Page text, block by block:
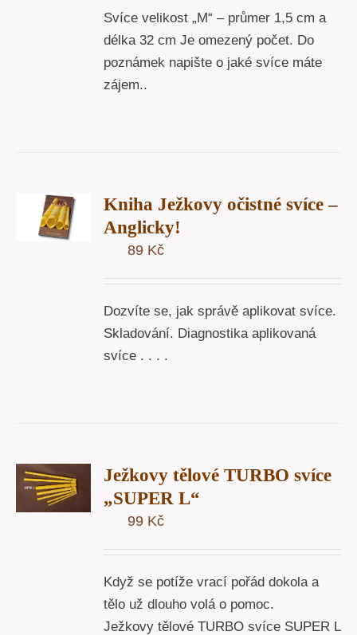
Svíce velikost „M“ – průmer 1,5 cm a
délka 32 cm Je omezený počet. Do
poznámek napište o jaké svíce máte
zájem..
Kniha Ježkovy očistné svíce –
Anglicky!
89 Kč
Dozvíte se, jak správě aplikovat svíce.
Skladování. Diagnostika aplikovaná
svíce . . . .
Ježkovy tělové TURBO svíce
„SUPER L“
99 Kč
Když se potíže vrací pořád dokola a
tělo už dlouho volá o pomoc.
Ježkovy tělové TURBO svíce SUPER L